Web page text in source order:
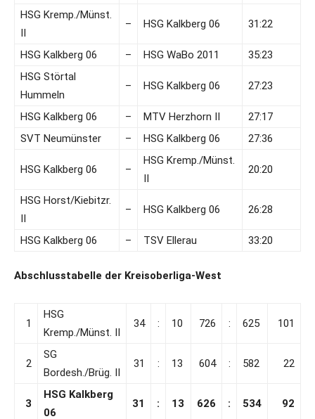
HSG Kremp./Münst.
II
– HSG Kalkberg 06 31:22
HSG Kalkberg 06 – HSG WaBo 2011
35:23
HSG Störtal
Hummeln
– HSG Kalkberg 06 27:23
HSG Kalkberg 06 – MTV Herzhorn II
27:17
SVT Neumünster
– HSG Kalkberg 06 27:36
HSG Kalkberg 06 –
HSG Kremp./Münst.
II
20:20
HSG Horst/Kiebitzr.
II
– HSG Kalkberg 06 26:28
HSG Kalkberg 06 – TSV Ellerau 33:20
Abschlusstabelle der Kreisoberliga-West
1
HSG
Kremp./Münst. II
34 : 10 726 : 625 101
2
SG
Bordesh./Brüg. II
31 : 13 604 : 582 22
3
HSG Kalkberg
06
31 : 13 626 : 534 92